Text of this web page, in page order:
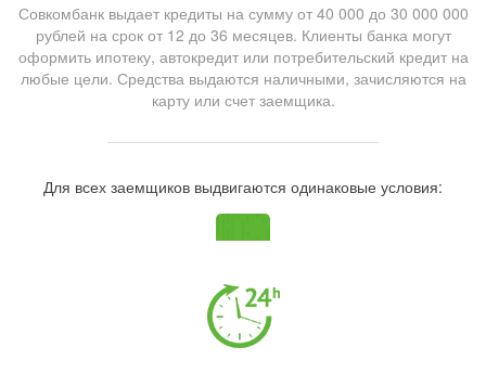
Совкомбанк выдает кредиты на сумму от 40 000 до 30 000 000
рублей на срок от 12 до 36 месяцев. Клиенты банка могут
оформить ипотеку, автокредит или потребительский кредит на
любые цели. Средства выдаются наличными, зачисляются на
карту или счет заемщика.
Для всех заемщиков выдвигаются одинаковые условия: